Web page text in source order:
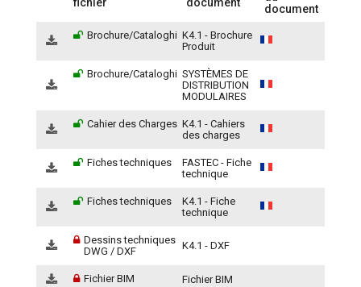
fichier
document
document
Brochure/Cataloghi K4.1 - Brochure
Produit
Brochure/Cataloghi SYSTÈMES DE
DISTRIBUTION
MODULAIRES
Cahier des Charges K4.1 - Cahiers
des charges
Fiches techniques
FASTEC - Fiche
technique
Fiches techniques
K4.1 - Fiche
technique
Dessins techniques
DWG / DXF
K4.1 - DXF
Fichier BIM Fichier BIM